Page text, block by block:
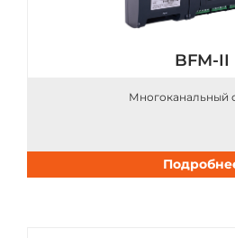
BFM-II
Многоканальный